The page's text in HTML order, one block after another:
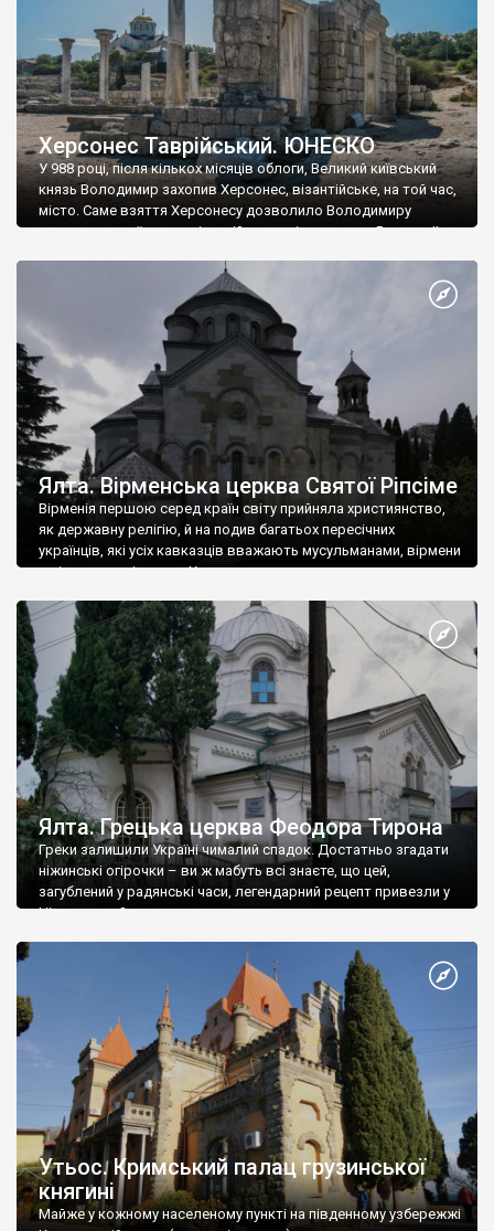
Херсонес Таврійський. ЮНЕСКО
У 988 році, після кількох місяців облоги, Великий київський
князь Володимир захопив Херсонес, візантійське, на той час,
місто. Саме взяття Херсонесу дозволило Володимиру
диктувати свої умови візантійському імператору Василю ІІ, та
Херсонесі Володимир-язичник, став Василем-християнином.
А потім було Хрещення Русі. На честь Херсонесу Таврійського
Ялта. Вірменська церква Святої Ріпсіме
Вірменія першою серед країн світу прийняла християнство,
як державну релігію, й на подив багатьох пересічних
українців, які усіх кавказців вважають мусульманами, вірмени
є відданими вірянами Христа
Ялта. Грецька церква Феодора Тирона
Греки залишили Україні чималий спадок. Достатньо згадати
ніжинські огірочки – ви ж мабуть всі знаєте, що цей,
загублений у радянські часи, легендарний рецепт привезли у
Ніжин греки?
Утьос. Кримський палац грузинської
княгині
Майже у кожному населеному пункті на південному узбережжі